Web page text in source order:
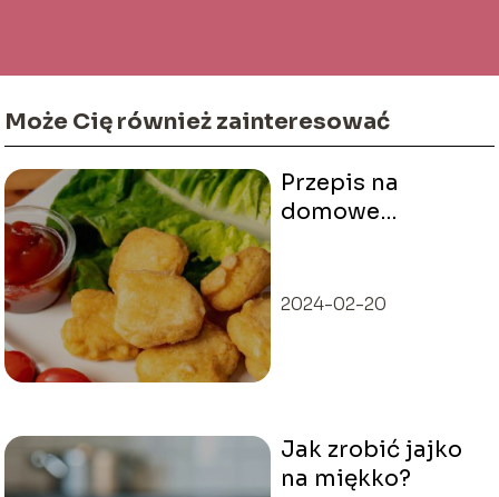
Może Cię również zainteresować
Przepis na
domowe
2024-02-20
Jak zrobić jajko
na miękko?